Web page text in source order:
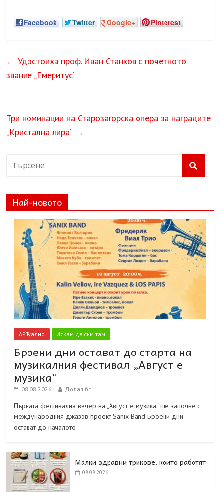
Facebook Twitter Google+ Pinterest
← Удостоиха проф. Иван Станков с почетното
звание „Емеритус“
Три номинации на Старозагорска опера за наградите
„Кристална лира“ →
Най-новото
АРТуално Искам да съм там
Броени дни остават до старта на
музикалния фестивал „Август е
музика“
08.08.2026 Долап.бг
Първата фестивална вечер на „Август е музика“ ще започне с
международния джазов проект Sanix Band Броени дни
остават до началото
Малки здравни трикове, които работят
08.08.2026